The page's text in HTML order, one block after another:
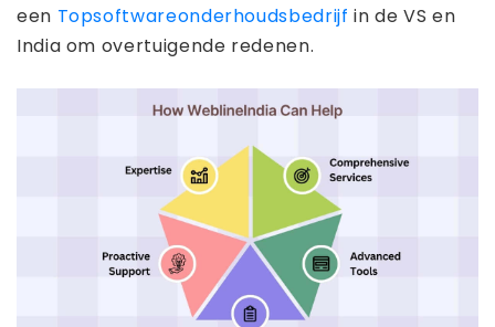
een Topsoftwareonderhoudsbedrijf in de VS en
India om overtuigende redenen.